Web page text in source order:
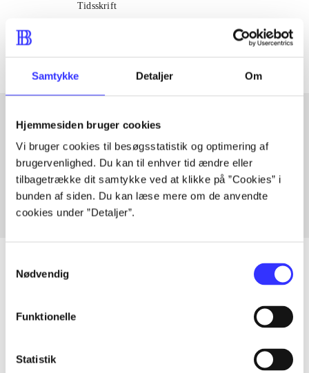
Samtykke Detaljer Om
Hjemmesiden bruger cookies
Vi bruger cookies til besøgsstatistik og optimering af
brugervenlighed. Du kan til enhver tid ændre eller
tilbagetrække dit samtykke ved at klikke på ”Cookies” i
bunden af siden. Du kan læse mere om de anvendte
cookies under ”Detaljer”.
Nødvendig
Funktionelle
Statistik
Tidsskrift
Artiklerne i
Artikler med samme emner
Fra
Alle registrerede artikler fordelt på udgivelser
...